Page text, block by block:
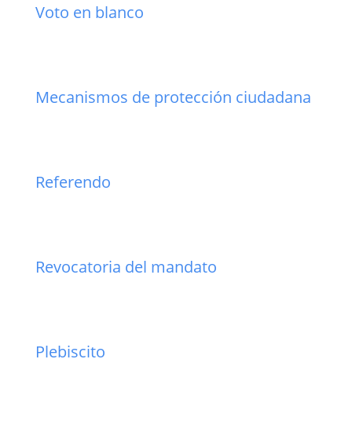
Voto en blanco
Mecanismos de protección ciudadana
Referendo
Revocatoria del mandato
Plebiscito